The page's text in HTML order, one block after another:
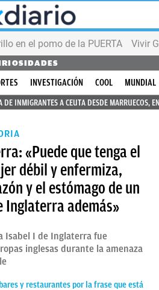
en el pomo de la PUERTA Vivir
INVESTIGACIÓN COOL
MUNDIAL
DE INMIGRANTES A CEUTA DESDE MARRUECOS,
«Puede que tenga el
débil y enfermiza,
y el estómago de un
Inglaterra además»
Isabel I de Inglaterra fue
inglesas durante la amenaza
y restaurantes por la frase que está